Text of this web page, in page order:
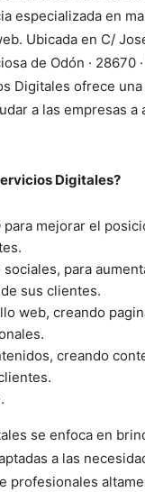
especializada en
Ubicada en C/
de Odón · 28670
Digitales ofrece una
a las empresas a
Digitales?
para mejorar el
para
sus clientes.
web, creando
creando
se enfoca en
a las
profesionales